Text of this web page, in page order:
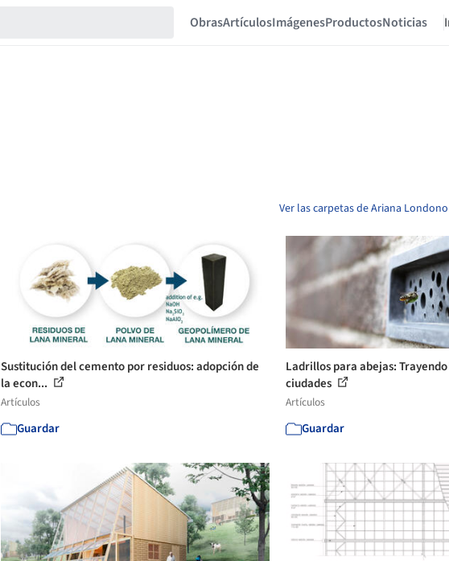
ObrasArtículosImágenesProductosNoticias
Ver las carpetas de Ariana Londono
Sustitución del cemento por residuos: adopción de
la econ...
Artículos
Guardar
Ladrillos para abejas:
ciudades
Artículos
Guardar